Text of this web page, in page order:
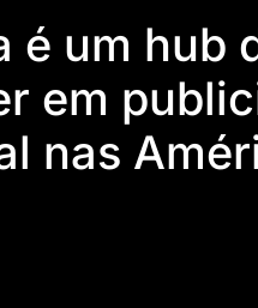
é um hub
em
nas